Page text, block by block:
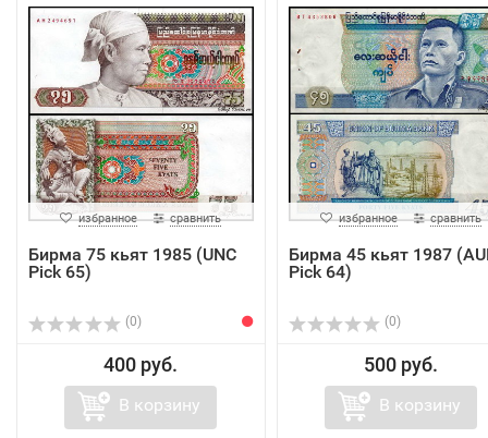
избранное сравнить
Бирма 75 кьят 1985 (UNC
Pick 65)
(0)
400 руб.
В корзину
избранное сравнить
Бирма 45 кьят 1987
Pick 64)
(0)
500 руб.
В корзину